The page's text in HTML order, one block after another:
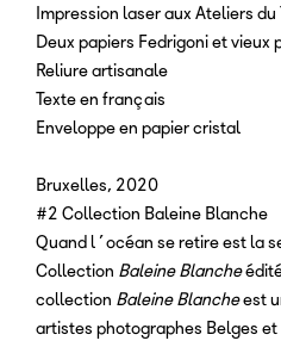
Impression laser aux Ateliers du
Deux papiers Fedrigoni et vieux
Reliure artisanale
Texte en français
Enveloppe en papier cristal
Bruxelles, 2020
#2 Collection Baleine Blanche
Quand l’océan se retire est la
Collection Baleine Blanche
collection Baleine Blancheest
artistes photographes Belges